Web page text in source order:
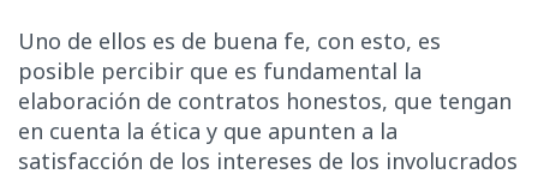
Uno de ellos es de buena fe, con esto, es
posible percibir que es fundamental la
elaboración de contratos honestos, que tengan
en cuenta la ética y que apunten a la
satisfacción de los intereses de los involucrados